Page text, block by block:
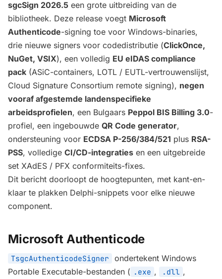
sgcSign 2026.5 een grote uitbreiding van de
bibliotheek. Deze release voegt Microsoft
Authenticode-signing toe voor Windows-binaries,
drie nieuwe signers voor codedistributie (ClickOnce,
NuGet, VSIX), een volledig EU eIDAS compliance
pack (ASiC-containers, LOTL / EUTL-vertrouwenslijst,
Cloud Signature Consortium remote signing), negen
vooraf afgestemde landenspecifieke
arbeidsprofielen, een Bulgaars Peppol BIS Billing 3.0-
profiel, een ingebouwde QR Code generator,
ondersteuning voor ECDSA P-256/384/521 plus RSA-
PSS, volledige CI/CD-integraties en een uitgebreide
set XAdES / PFX conformiteits-fixes.
Dit bericht doorloopt de hoogtepunten, met kant-en-
klaar te plakken Delphi-snippets voor elke nieuwe
component.
Microsoft Authenticode
TsgcAuthenticodeSigner
ondertekent Windows
Portable Executable-bestanden ( .exe , .dll ,